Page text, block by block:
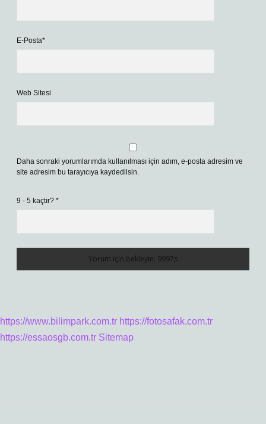
E-Posta*
Web Sitesi
Daha sonraki yorumlarımda kullanılması için adım, e-posta adresim ve
site adresim bu tarayıcıya kaydedilsin.
9 - 5 kaçtır? *
https://www.bilimpark.com.tr https://fotosafak.com.tr
https://essaosgb.com.tr Sitemap